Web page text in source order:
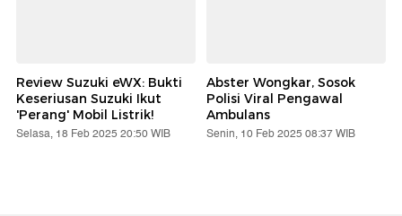
Review Suzuki eWX: Bukti
Keseriusan Suzuki Ikut
'Perang' Mobil Listrik!
Selasa, 18 Feb 2025 20:50 WIB
Abster Wongkar, Sosok
Polisi Viral Pengawal
Ambulans
Senin, 10 Feb 2025 08:37 WIB